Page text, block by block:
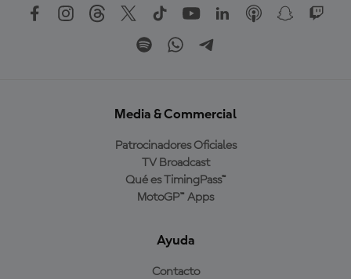
Media & Commercial
Patrocinadores Oficiales
TV Broadcast
Qué es TimingPass™
MotoGP™ Apps
Ayuda
Contacto